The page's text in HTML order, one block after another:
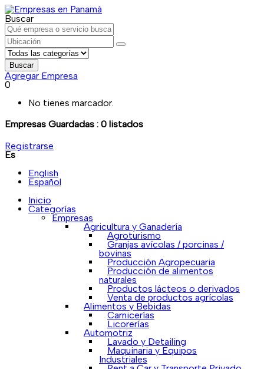
Buscar
Buscar
Agregar Empresa
0
No tienes marcador.
Empresas Guardadas : 0 listados
Registrarse
Es
English
Español
Inicio
Categorías
Empresas
Agricultura y Ganadería
Agroturismo
Granjas avícolas / porcinas /
bovinas
Producción Agropecuaria
Producción de alimentos
naturales
Productos lácteos o derivados
Venta de productos agrícolas
Alimentos y Bebidas
Carnicerías
Licorerías
Automotriz
Lavado y Detailing
Maquinaria y Equipos
Industriales